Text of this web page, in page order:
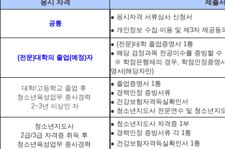
응시 자격 제출
공통
● 응시자격 서류심사 신청서
● 개인정보 수집·이용 및 제3자 제공동
(전문)대학의 졸업(예정)자
● (전문)대학 졸업증명서 1통
● 해당 검정과목 전공이수를 증빙할 수
※ 학점은행제의 경우, 학점인정증명
명서(해당자만)
대학/고등학교 졸업 후
청소년육성업무 종사경력
2~3년 이상인 자
● 졸업증명서 1통
● 경력인정 증빙서류
● 건강보험자격득실확인서
● 청소년지도사 전문연수 및 청소년지
청소년지도사
2급/3급 자격증 취득 후
청소년육성업무 종사경력
● 청소년지도사 자격증 1부
● 경력인정 증빙서류 각 1통
● 건강보험자격득실확인서 1통